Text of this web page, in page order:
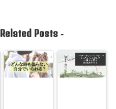
Related Posts-